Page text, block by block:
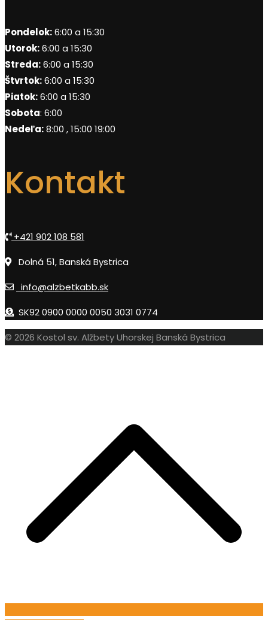
Pondelok:6:00 a 15:30
Utorok:6:00 a 15:30
Streda:6:00 a 15:30
Štvrtok:6:00 a 15:30
Piatok:6:00 a 15:30
Sobota: 6:00
Nedeľa:8:00 , 15:00 19:00
Kontakt
+421 902 108 581
Dolná 51, Banská Bystrica
info@alzbetkabb.sk
SK92 0900 0000 0050 3031 0774
© 2026 Kostol sv. Alžbety Uhorskej Banská Bystrica